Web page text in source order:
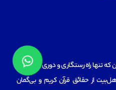
تنها راه رستگاری و دوری از گمراهی،
از حقائق قرآن کریم و بی‌گمان